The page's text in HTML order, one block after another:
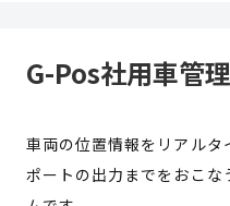
G-Pos社用車管理
車両の位置情報をリアル
ポートの出力までをおこ